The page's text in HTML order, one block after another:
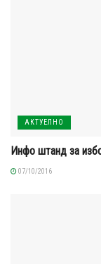
АКТУЕЛНО
Инфо штанд за
07/10/2016